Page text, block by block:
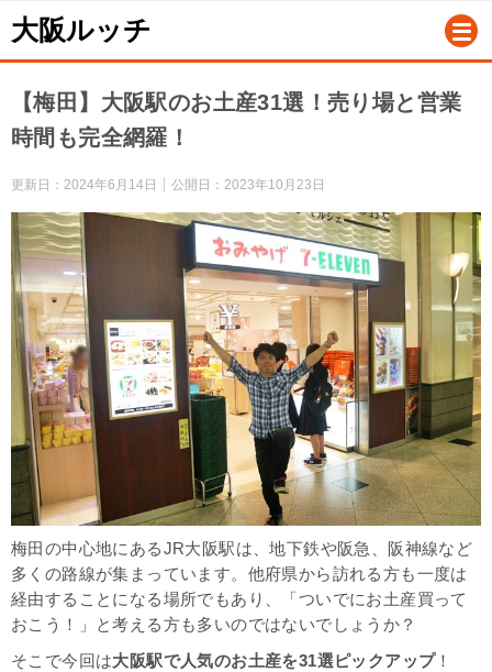
大阪ルッチ
【梅田】大阪駅のお土産31選！売り場と営業
時間も完全網羅！
更新日： 2024年6月14日 公開日： 2023年10月23日
梅田の中心地にあるJR大阪駅は、地下鉄や阪急、阪神線など
多くの路線が集まっています。他府県から訪れる方も一度は
経由することになる場所でもあり、「ついでにお土産買って
おこう！」と考える方も多いのではないでしょうか？
そこで今回は大阪駅で人気のお土産を31選ピックアップ！